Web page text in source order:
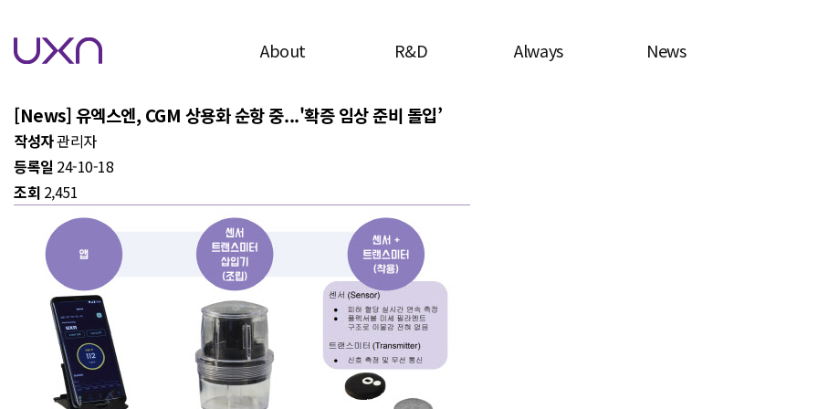
About R&D
임상 타임 테이블
연구발표 및 특허
Always News
유엑스엔의 최신 소식을 전달드립니다.
보도자료
[News] 유엑스엔, CGM 상용화 순항 중...'확증 임상 준비 돌입’
작성자관리자
등록일 24-10-18
조회 2,451